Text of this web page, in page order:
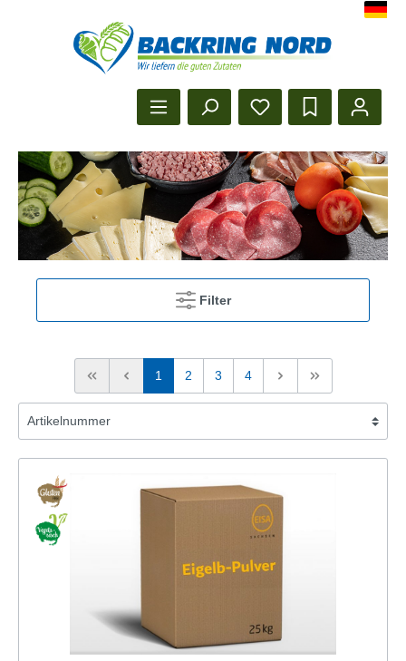
Herzlich Willkommen beim
Filter
1 2 3 4